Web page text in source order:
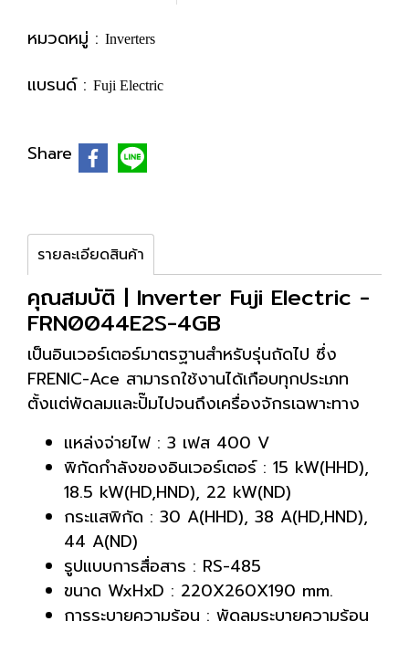
หมวดหมู่ : Inverters
แบรนด์ : Fuji Electric
Share
รายละเอียดสินค้า
คุณสมบัติ | Inverter Fuji Electric -
FRN0044E2S-4GB
เป็นอินเวอร์เตอร์มาตรฐานสำหรับรุ่นถัดไป ซึ่ง
FRENIC-Ace สามารถใช้งานได้เกือบทุกประเภท
ตั้งแต่พัดลมและปั๊มไปจนถึงเครื่องจักรเฉพาะทาง
แหล่งจ่ายไฟ : 3 เฟส 400 V
พิกัดกำลังของอินเวอร์เตอร์ : 15 kW(HHD),
18.5 kW(HD,HND), 22 kW(ND)
กระแสพิกัด : 30 A(HHD), 38 A(HD,HND),
44 A(ND)
รูปแบบการสื่อสาร : RS-485
ขนาด WxHxD : 220X260X190 mm.
การระบายความร้อน : พัดลมระบายความร้อน